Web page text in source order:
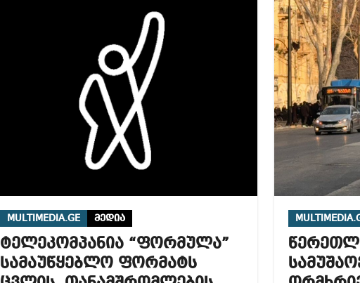
MULTIMEDIA.GE მედია
ტელეკომპანია “ფორმულა”
სამაუწყებლო ფორმატს